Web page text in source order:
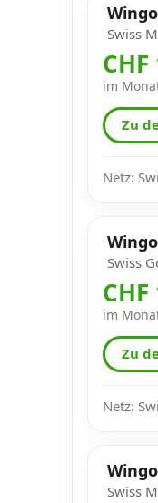
Wingo
Swiss
CHF
im
Zu
Netz:
Wingo
Swiss
CHF
im
Zu
Netz:
Wingo
Swiss